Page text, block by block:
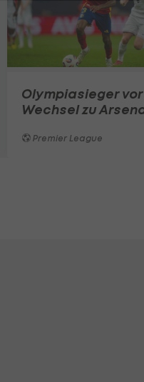
Olympiasieger vor
Wechsel zu
Premier League